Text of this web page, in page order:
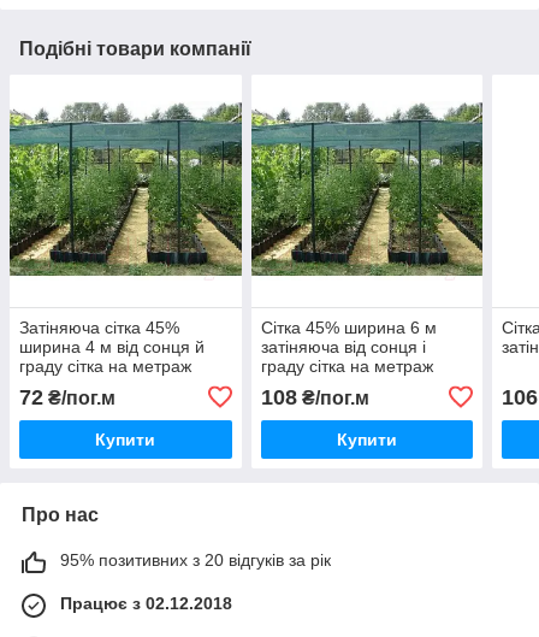
Подібні товари компанії
Затіняюча сітка 45%
ширина 4 м від сонця й
граду сітка на метраж
72 ₴/пог.м
Купити
Сітка 45% ширина 6 м
затіняюча від сонця і
граду сітка на метраж
108₴/пог.м
Купити
106
Про нас
95% позитивних з 20 відгуків за рік
Працює з 02.12.2018